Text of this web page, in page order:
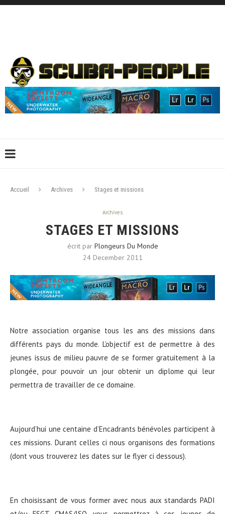
Accueil Archives Stages et missions
Archives
STAGES ET MISSIONS
écrit par Plongeurs Du Monde
24 December 2011
Notre association organise tous les ans des missions dans
différents pays du monde. L’objectif est de permettre à des
jeunes issus de milieu pauvre de se former gratuitement à la
plongée, pour pouvoir un jour obtenir un diplome qui leur
permettra de travailler de ce domaine.
Aujourd’hui une centaine d’Encadrants bénévoles participent à
ces missions. Durant celles ci nous organisons des formations
(dont vous trouverez les dates sur le flyer ci dessous).
En choisissant de vous former avec nous aux standards PADI